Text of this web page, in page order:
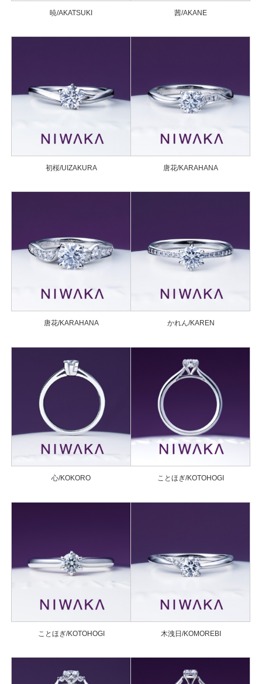
暁/AKATSUKI 茜/AKANE
初桜/UIZAKURA 唐花/KARAHANA
唐花/KARAHANA かれん/KAREN
心/KOKORO ことほぎ/KOTOHOGI
ことほぎ/KOTOHOGI 木洩日/KOMOREBI